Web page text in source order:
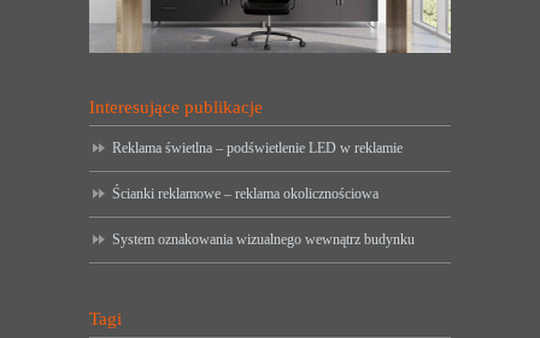
Interesujące publikacje
Reklama świetlna – podświetlenie LED w reklamie
Ścianki reklamowe – reklama okolicznościowa
System oznakowania wizualnego wewnątrz budynku
Tagi